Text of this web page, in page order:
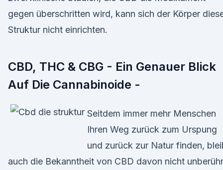
gegen überschritten wird, kann sich der Körper
Struktur nicht einrichten.
CBD, THC & CBG - Ein Genauer Blick
Auf Die Cannabinoide -
Seitdem immer mehr Menschen
Ihren Weg zurück zum Urspung
und zurück zur Natur finden,
auch die Bekanntheit von CBD davon nicht